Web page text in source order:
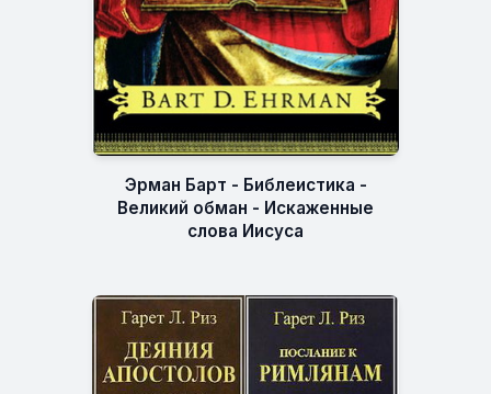
Эрман Барт - Библеистика -
Великий обман - Искаженные
слова Иисуса